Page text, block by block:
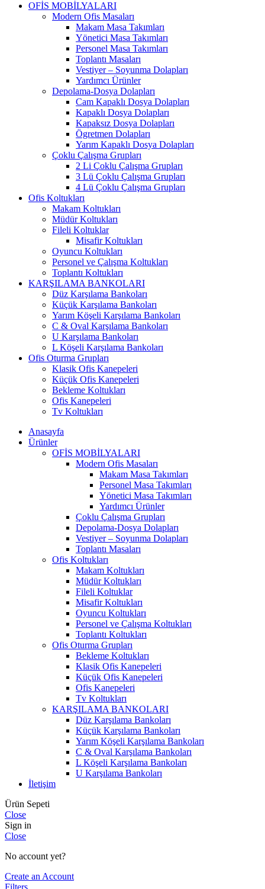
OFİS MOBİLYALARI
Modern Ofis Masaları
Makam Masa Takımları
Yönetici Masa Takımları
Personel Masa Takımları
Toplantı Masaları
Vestiyer – Soyunma Dolapları
Yardımcı Ürünler
Depolama-Dosya Dolapları
Cam Kapaklı Dosya Dolapları
Kapaklı Dosya Dolapları
Kapaksız Dosya Dolapları
Ögretmen Dolapları
Yarım Kapaklı Dosya Dolapları
Çoklu Çalışma Grupları
2 Li Çoklu Çalışma Grupları
3 Lü Çoklu Çalışma Grupları
4 Lü Çoklu Çalışma Grupları
Ofis Koltukları
Makam Koltukları
Müdür Koltukları
Fileli Koltuklar
Misafir Koltukları
Oyuncu Koltukları
Personel ve Çalışma Koltukları
Toplantı Koltukları
KARŞILAMA BANKOLARI
Düz Karşılama Bankoları
Küçük Karşılama Bankoları
Yarım Köşeli Karşılama Bankoları
C & Oval Karşılama Bankoları
U Karşılama Bankoları
L Köşeli Karşılama Bankoları
Ofis Oturma Grupları
Klasik Ofis Kanepeleri
Küçük Ofis Kanepeleri
Bekleme Koltukları
Ofis Kanepeleri
Tv Koltukları
Anasayfa
Ürünler
OFİS MOBİLYALARI
Modern Ofis Masaları
Makam Masa Takımları
Personel Masa Takımları
Yönetici Masa Takımları
Yardımcı Ürünler
Çoklu Çalışma Grupları
Depolama-Dosya Dolapları
Vestiyer – Soyunma Dolapları
Toplantı Masaları
Ofis Koltukları
Makam Koltukları
Müdür Koltukları
Fileli Koltuklar
Misafir Koltukları
Oyuncu Koltukları
Personel ve Çalışma Koltukları
Toplantı Koltukları
Ofis Oturma Grupları
Bekleme Koltukları
Klasik Ofis Kanepeleri
Küçük Ofis Kanepeleri
Ofis Kanepeleri
Tv Koltukları
KARŞILAMA BANKOLARI
Düz Karşılama Bankoları
Küçük Karşılama Bankoları
Yarım Köşeli Karşılama Bankoları
C & Oval Karşılama Bankoları
L Köşeli Karşılama Bankoları
U Karşılama Bankoları
İletişim
Ürün Sepeti
Close
Sign in
Close
No account yet?
Create an Account